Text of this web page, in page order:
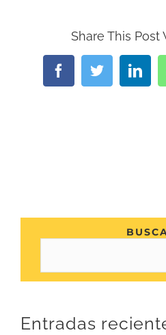
Share This Post
FacebookTwitter
Entradas